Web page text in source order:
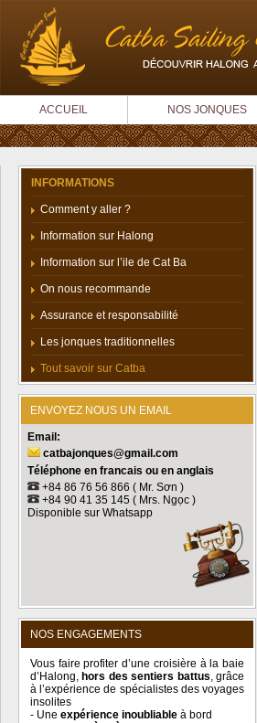
ACCUEIL NOS JONQUES
INFORMATIONS
Comment y aller ?
Information sur Halong
Information sur l’ile de Cat Ba
On nous recommande
Assurance et responsabilité
Les jonques traditionnelles
Tout savoir sur Catba
ENVOYEZ NOUS UN EMAIL
Email:
catbajonques@gmail.com
Téléphone en francais ou en anglais
+84 86 76 56 866 ( Mr. Sơn )
+84 90 41 35 145 ( Mrs. Ngọc )
Disponible sur Whatsapp
NOS ENGAGEMENTS
Vous faire profiter d’une croisière à la baie
d’Halong, hors des sentiers battus, grâce
à l’expérience de spécialistes des voyages
insolites
- Une expérience inoubliable à bord